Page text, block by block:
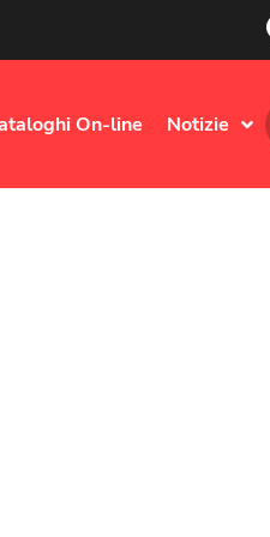
On-line Notizie